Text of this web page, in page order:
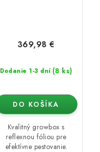
Dodanie 1-3 dní (8 ks)
369,98 €
DO KOŠÍKA
Kvalitný growbox s
reflexnou fóliou pre
efektívne pestovanie.